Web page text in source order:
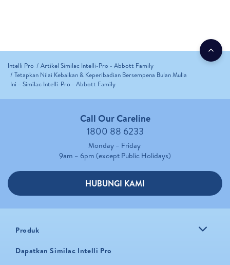
Intelli Pro
Artikel Similac Intelli-Pro - Abbott Family
Tetapkan Nilai Kebaikan & Keperibadian Bersempena Bulan Mulia
Ini – Similac Intelli-Pro - Abbott Family
Call Our Careline
1800 88 6233
Monday – Friday
9am – 6pm (except Public Holidays)
HUBUNGI KAMI
Produk
Dapatkan Similac Intelli Pro